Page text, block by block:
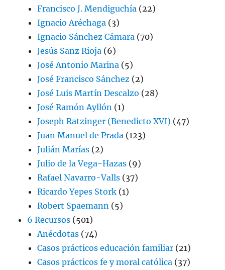
Francisco J. Mendiguchía (22)
Ignacio Aréchaga (3)
Ignacio Sánchez Cámara (70)
Jesús Sanz Rioja (6)
José Antonio Marina (5)
José Francisco Sánchez (2)
José Luis Martín Descalzo (28)
José Ramón Ayllón (1)
Joseph Ratzinger (Benedicto XVI) (47)
Juan Manuel de Prada (123)
Julián Marías (2)
Julio de la Vega-Hazas (9)
Rafael Navarro-Valls (37)
Ricardo Yepes Stork (1)
Robert Spaemann (5)
6 Recursos (501)
Anécdotas (74)
Casos prácticos educación familiar (21)
Casos prácticos fe y moral católica (37)